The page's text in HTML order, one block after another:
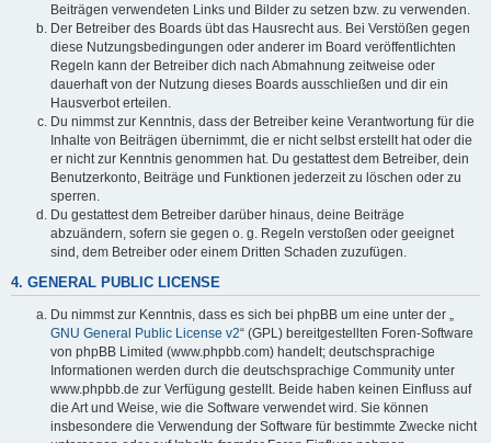
Beiträgen verwendeten Links und Bilder zu setzen bzw. zu verwenden.
Der Betreiber des Boards übt das Hausrecht aus. Bei Verstößen gegen
diese Nutzungsbedingungen oder anderer im Board veröffentlichten
Regeln kann der Betreiber dich nach Abmahnung zeitweise oder
dauerhaft von der Nutzung dieses Boards ausschließen und dir ein
Hausverbot erteilen.
Du nimmst zur Kenntnis, dass der Betreiber keine Verantwortung für die
Inhalte von Beiträgen übernimmt, die er nicht selbst erstellt hat oder die
er nicht zur Kenntnis genommen hat. Du gestattest dem Betreiber, dein
Benutzerkonto, Beiträge und Funktionen jederzeit zu löschen oder zu
sperren.
Du gestattest dem Betreiber darüber hinaus, deine Beiträge
abzuändern, sofern sie gegen o. g. Regeln verstoßen oder geeignet
sind, dem Betreiber oder einem Dritten Schaden zuzufügen.
4. GENERAL PUBLIC LICENSE
Du nimmst zur Kenntnis, dass es sich bei phpBB um eine unter der „
GNU General Public License v2“ (GPL) bereitgestellten Foren-Software
von phpBB Limited (www.phpbb.com) handelt; deutschsprachige
Informationen werden durch die deutschsprachige Community unter
www.phpbb.de zur Verfügung gestellt. Beide haben keinen Einfluss auf
die Art und Weise, wie die Software verwendet wird. Sie können
insbesondere die Verwendung der Software für bestimmte Zwecke nicht